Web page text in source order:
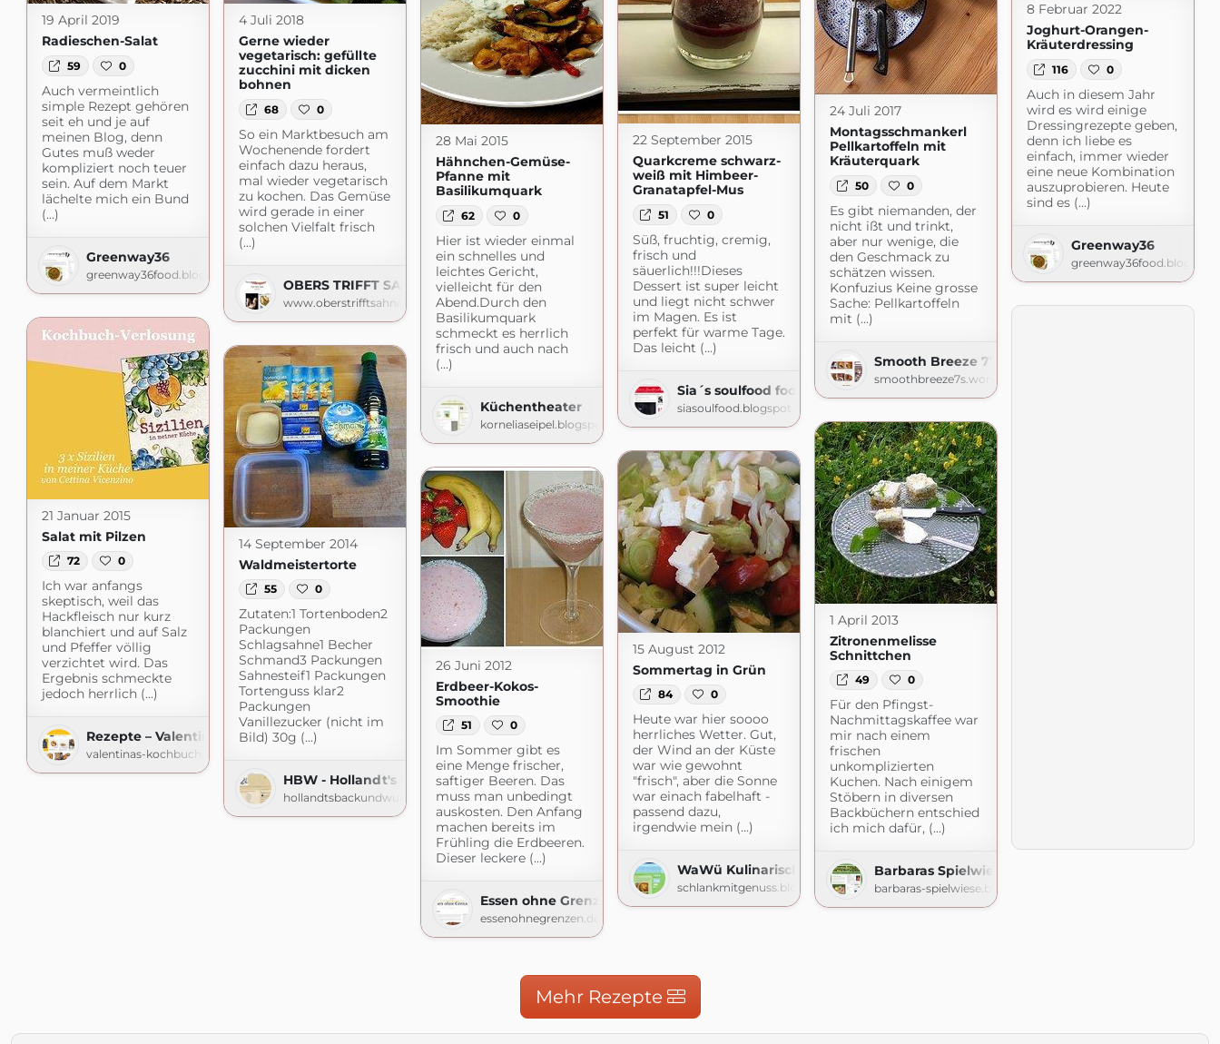
8 Februar 2022
Joghurt-Orangen-
Kräuterdressing
116 0
Auch in diesem Jahr
wird es wird einige
Dressingrezepte geben,
denn ich liebe es
einfach, immer wieder
eine neue Kombination
auszuprobieren. Heute
sind es (...)
Greenway36
19 April 2019
Radieschen-Salat
59 0
Auch vermeintlich
simple Rezept gehören
seit eh und je auf
meinen Blog, denn
Gutes muß weder
kompliziert noch teuer
sein. Auf dem Markt
lächelte mich ein Bund
(...)
Greenway36
greenway36food.blogspot.com
4 Juli 2018
Gerne wieder
vegetarisch: gefüllte
zucchini mit dicken
bohnen
68 0
So ein Marktbesuch am
Wochenende fordert
einfach dazu heraus,
mal wieder vegetarisch
zu kochen. Das Gemüse
wird gerade in einer
solchen Vielfalt frisch
(...)
OBERS TRIFFT SAHNE
www.oberstrifftsahne.com
24 Juli 2017
Montagsschmankerl
Pellkartoffeln mit
Kräuterquark
50 0
Es gibt niemanden, der
nicht ißt und trinkt,
aber nur wenige, die
den Geschmack zu
schätzen wissen.
Konfuzius Keine grosse
Sache: Pellkartoffeln
mit (...)
Smooth Breeze 7's | Lizerls Schmankerlblog
smoothbreeze7s.wordpress.com
22 September 2015
Quarkcreme schwarz-
weiß mit Himbeer-
Granatapfel-Mus
51 0
Süß, fruchtig, cremig,
frisch und
säuerlich!!!Dieses
Dessert ist super leicht
und liegt nicht schwer
im Magen. Es ist
perfekt für warme Tage.
Das leicht (...)
Sia´s soulfood foodblog
siasoulfood.blogspot.com
28 Mai 2015
Hähnchen-Gemüse-
Pfanne mit
Basilikumquark
62 0
Hier ist wieder einmal
ein schnelles und
leichtes Gericht,
vielleicht für den
Abend.Durch den
Basilikumquark
schmeckt es herrlich
frisch und auch nach
(...)
Küchentheater
korneliaseipel.blogspot.com
21 Januar 2015
Salat mit Pilzen
72 0
Ich war anfangs
skeptisch, weil das
Hackfleisch nur kurz
blanchiert und auf Salz
und Pfeffer völlig
verzichtet wird. Das
Ergebnis schmeckte
jedoch herrlich (...)
Rezepte – Valentinas-Kochbuch.de
valentinas-kochbuch.de
14 September 2014
Waldmeistertorte
55 0
Zutaten:1 Tortenboden2
Packungen
Schlagsahne1 Becher
Schmand3 Packungen
Sahnesteif1 Packungen
Tortenguss klar2
Packungen
Vanillezucker (nicht im
Bild) 30g (...)
HBW - Hollandt's Back- und Wurstwaren
hollandtsbackundwurstwaren.blogspot.com
1 April 2013
Zitronenmelisse
Schnittchen
49 0
Für den Pfingst-
Nachmittagskaffee war
mir nach einem
frischen
unkomplizierten
Kuchen. Nach einigem
Stöbern in diversen
Backbüchern entschied
ich mich dafür, (...)
Barbaras Spielwiese
barbaras-spielwiese.blogspot.com
15 August 2012
Sommertag in Grün
84 0
Heute war hier soooo
herrliches Wetter. Gut,
der Wind an der Küste
war wie gewohnt
"frisch", aber die Sonne
war einach fabelhaft -
passend dazu,
irgendwie mein (...)
WaWü Kulinarische Quälereien
schlankmitgenuss.blogspot.com
26 Juni 2012
Erdbeer-Kokos-
Smoothie
51 0
Im Sommer gibt es
eine Menge frischer,
saftiger Beeren. Das
muss man unbedingt
auskosten. Den Anfang
machen bereits im
Frühling die Erdbeeren.
Dieser leckere (...)
Essen ohne Grenzen
essenohnegrenzen.de
Mehr Rezepte